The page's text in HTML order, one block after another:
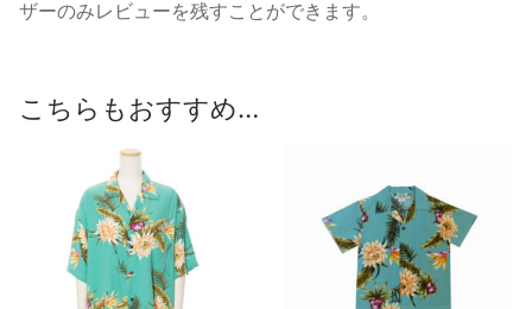
ザーのみレビューを残すことができます。
こちらもおすすめ…